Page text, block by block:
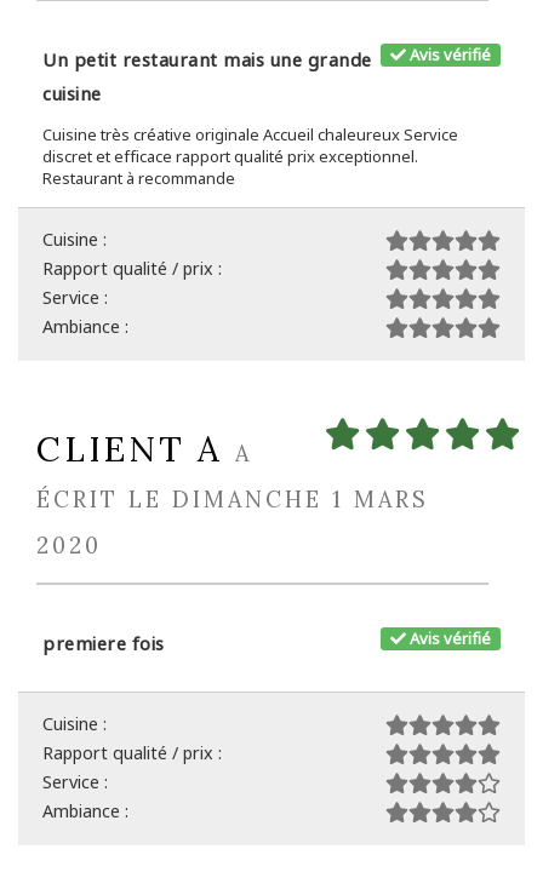
Avis vérifié
Un petit restaurant mais une grande
cuisine
Cuisine très créative originale Accueil chaleureux Service
discret et efficace rapport qualité prix exceptionnel.
Restaurant à recommande
Cuisine :
Rapport qualité / prix :
Service :
Ambiance :
CLIENT A A
ÉCRIT LE DIMANCHE 1 MARS
2020
Avis vérifié
premiere fois
Cuisine :
Rapport qualité / prix :
Service :
Ambiance :